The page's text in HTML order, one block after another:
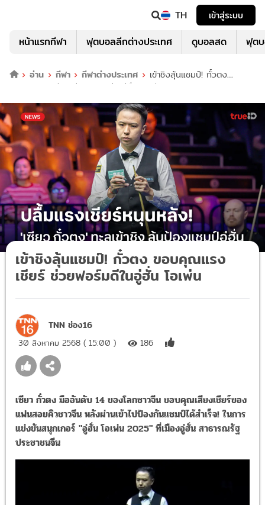
TH เข้าสู่ระบบ
หน้าแรกกีฬา ฟุตบอลลีกต่างประเทศ ดูบอลสด ฟุต
อ่าน กีฬา กีฬาต่างประเทศ
เข้าชิงลุ้นแชมป์! กั๋วตง
ขอบคุณแรงเชียร์ ช่วยฟอร์มดีในอู่ฮั่น โอเพ่น
เข้าชิงลุ้นแชมป์! กั๋วตง ขอบคุณแรง
เชียร์ ช่วยฟอร์มดีในอู่ฮั่น โอเพ่น
TNN ช่อง16
30 สิงหาคม 2568 ( 15:00 ) 186
เซียว กั๋วตง มืออันดับ 14 ของโลกชาวจีน ขอบคุณเสียงเชียร์ของ
แฟนสอยคิวชาวจีน หลังผ่านเข้าไปป้องกันแชมป์ได้สำเร็จ! ในการ
แข่งขันสนุกเกอร์ "อู่ฮั่น โอเพ่น 2025" ที่เมืองอู่ฮั่น สาธารณรัฐ
ประชาชนจีน